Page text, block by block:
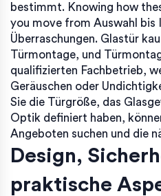
bestimmt. Knowing how
you move from Auswahl bis
Überraschungen. Glastür
Türmontage, und
qualifizierten Fachbetrieb,
Geräuschen oder
Sie die Türgröße, das
Optik definiert haben,
Angeboten suchen und die
Design,
praktische